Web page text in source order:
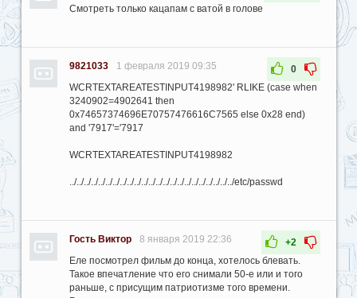
Смотреть только кацапам с ватой в голове
9821033 1 февраля 2019 09:35
0
WCRTEXTAREATESTINPUT4198982' RLIKE (case when
3240902=4902641 then
0x74657374696E70757476616C7565 else 0x28 end)
and '7917'='7917
WCRTEXTAREATESTINPUT4198982
../../../../../../../../../../../../../../../../../../../../../../../etc/passwd
Гость Виктор 8 января 2019 22:36
+2
Еле посмотрел фильм до конца, хотелось блевать.
Такое впечатление что его снимали 50-е или и того
раньше, с присущим патриотизме того времени.